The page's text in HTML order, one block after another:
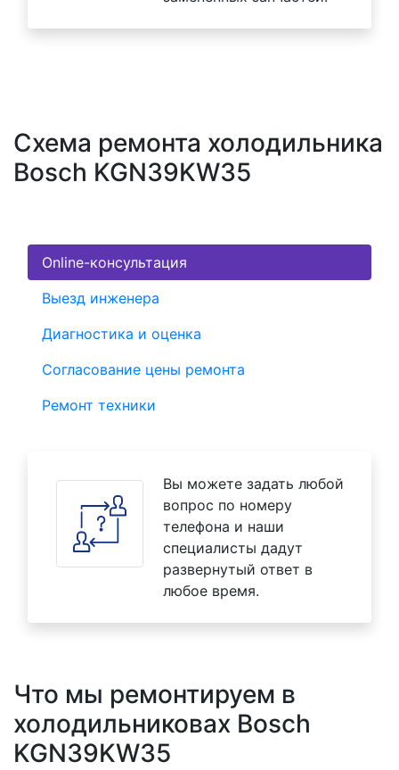
Схема ремонта холодильника
Bosch KGN39KW35
Online-консультация
Выезд инженера
Диагностика и оценка
Согласование цены ремонта
Ремонт техники
Вы можете задать любой
вопрос по номеру
телефона и наши
специалисты дадут
развернутый ответ в
любое время.
Что мы ремонтируем в
холодильниковах Bosch
KGN39KW35